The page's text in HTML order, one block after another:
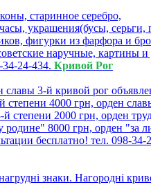
старинное серебро,
украшения(бусы, серьги,
фигурки из фарфора и
наручные, картины и
24-434. Кривой Рог
степени 4000 грн, орден
степени 2000 грн, орден
родине" 8000 грн, орден "за
бесплатно! тел. 098-34-